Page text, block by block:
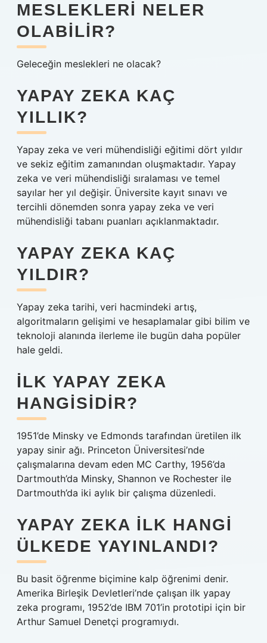
MESLEKLERI NELER
OLABILIR?
Geleceğin meslekleri ne olacak?
YAPAY ZEKA KAÇ
YILLIK?
Yapay zeka ve veri mühendisliği eğitimi dört yıldır
ve sekiz eğitim zamanından oluşmaktadır. Yapay
zeka ve veri mühendisliği sıralaması ve temel
sayılar her yıl değişir. Üniversite kayıt sınavı ve
tercihli dönemden sonra yapay zeka ve veri
mühendisliği tabanı puanları açıklanmaktadır.
YAPAY ZEKA KAÇ
YILDIR?
Yapay zeka tarihi, veri hacmindeki artış,
algoritmaların gelişimi ve hesaplamalar gibi bilim ve
teknoloji alanında ilerleme ile bugün daha popüler
hale geldi.
İLK YAPAY ZEKA
HANGISIDIR?
1951’de Minsky ve Edmonds tarafından üretilen ilk
yapay sinir ağı. Princeton Üniversitesi’nde
çalışmalarına devam eden MC Carthy, 1956’da
Dartmouth’da Minsky, Shannon ve Rochester ile
Dartmouth’da iki aylık bir çalışma düzenledi.
YAPAY ZEKA ILK HANGI
ÜLKEDE YAYINLANDI?
Bu basit öğrenme biçimine kalp öğrenimi denir.
Amerika Birleşik Devletleri’nde çalışan ilk yapay
zeka programı, 1952’de IBM 701’in prototipi için bir
Arthur Samuel Denetçi programıydı.